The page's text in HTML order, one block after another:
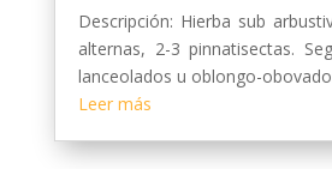
Descripción: Hierba sub
alternas, 2-3 pinnatisectas.
lanceolados u oblongo-
Leer más